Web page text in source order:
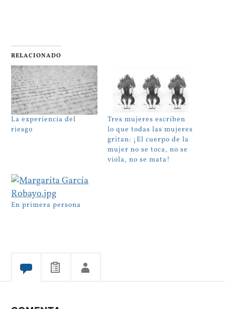
RELACIONADO
La experiencia del
riesgo
Tres mujeres escriben
lo que todas las mujeres
gritan: ¡El cuerpo de la
mujer no se toca, no se
viola, no se mata!
En primera persona